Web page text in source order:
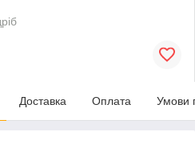
Доставка Оплата Умови